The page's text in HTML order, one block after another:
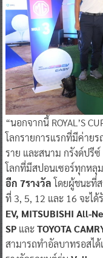
“นอกจากนี้ ROYAL’S
โลกรายการแรกที่มีค่าย
ราย และสนาม กรังด์ปรี
โลกที่มีสปอนเซอร์ทุกหลุ
อีก 7รางวัล โดยผู้ชนะที่
ที่ 3, 5, 12 และ 16 จะไ
EV, MITSUBISHI All-
SP และTOYOTA
สามารถทำอัลบาทรอสไ